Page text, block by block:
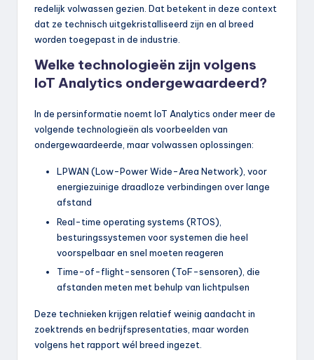
redelijk volwassen gezien. Dat betekent in deze context
dat ze technisch uitgekristalliseerd zijn en al breed
worden toegepast in de industrie.
Welke technologieën zijn volgens
IoT Analytics ondergewaardeerd?
In de persinformatie noemt IoT Analytics onder meer de
volgende technologieën als voorbeelden van
ondergewaardeerde, maar volwassen oplossingen:
LPWAN (Low-Power Wide-Area Network), voor
energiezuinige draadloze verbindingen over lange
afstand
Real-time operating systems (RTOS),
besturingssystemen voor systemen die heel
voorspelbaar en snel moeten reageren
Time-of-flight-sensoren (ToF-sensoren), die
afstanden meten met behulp van lichtpulsen
Deze technieken krijgen relatief weinig aandacht in
zoektrends en bedrijfspresentaties, maar worden
volgens het rapport wél breed ingezet.